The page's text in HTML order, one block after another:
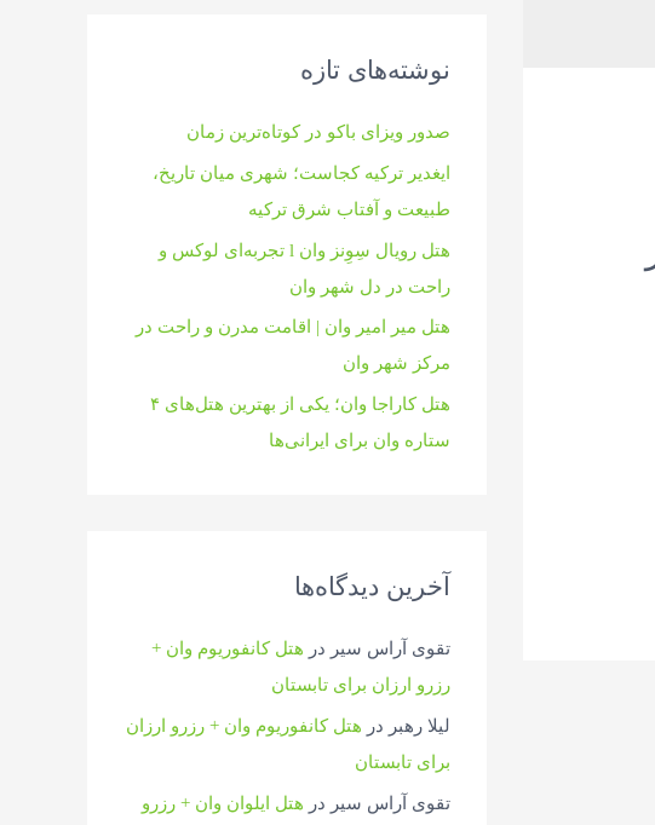
ی
نوشته‌های تازه
صدور ویزای باکو در کوتاه‌ترین زمان
ایغدیر ترکیه کجاست؛ شهری میان تاریخ،
طبیعت و آفتاب شرق ترکیه
هتل رویال سِوِنز وان l تجربه‌ای لوکس و
راحت در دل شهر وان
هتل میر امیر وان | اقامت مدرن و راحت در
مرکز شهر وان
هتل کاراجا وان؛ یکی از بهترین هتل‌های ۴
ستاره وان برای ایرانی‌ها
آخرین دیدگاه‌ها
تقوی آراس سیر در هتل کانفوریوم وان +
رزرو ارزان برای تابستان
لیلا رهبر در هتل کانفوریوم وان + رزرو ارزان
برای تابستان
تقوی آراس سیر در هتل ایلوان وان + رزرو